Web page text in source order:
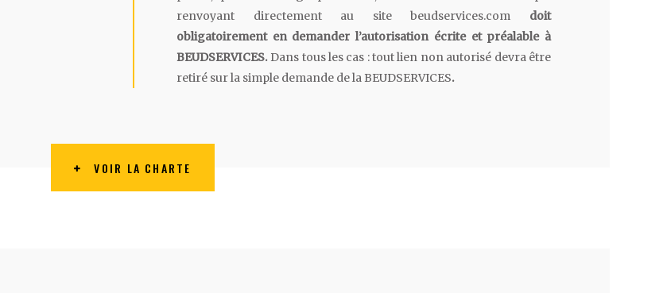
renvoyant directement au site beudservices.com doit
obligatoirement en demander l’autorisation écrite et préalable à
BEUDSERVICES.Dans tous les cas : tout lien non autorisé devra être
retiré sur la simple demande de la BEUDSERVICES.
VOIR LA CHARTE